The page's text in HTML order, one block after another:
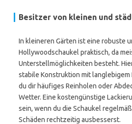
Besitzer von kleinen und
In kleineren Gärten ist eine robuste
Hollywoodschaukel praktisch, da
Unterstellmöglichkeiten besteht.
stabile Konstruktion mit langlebigem
du dir häufiges Reinholen oder
Wetter. Eine kostengünstige
sein, wenn du die Schaukel
Schäden rechtzeitig ausbesserst.